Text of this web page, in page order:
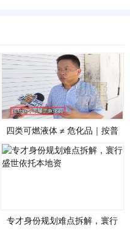
四类可燃液体 ≠ 危化品｜按普
专才身份规划难点拆解，寰行